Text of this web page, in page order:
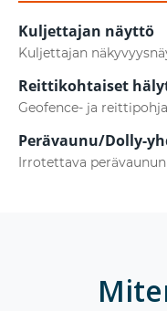
Kuljettajan näyttö
Kuljettajan
Reittikohtaiset
Geofence- ja
Perävaunu/Dolly-
Irrotettava